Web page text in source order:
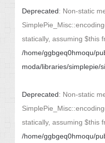
Deprecated: Non-static
statically, assuming $this
/home/ggbgeq0hmoqu/
moda/libraries/simplepie/
Deprecated: Non-static
statically, assuming $this
/home/ggbgeq0hmoqu/